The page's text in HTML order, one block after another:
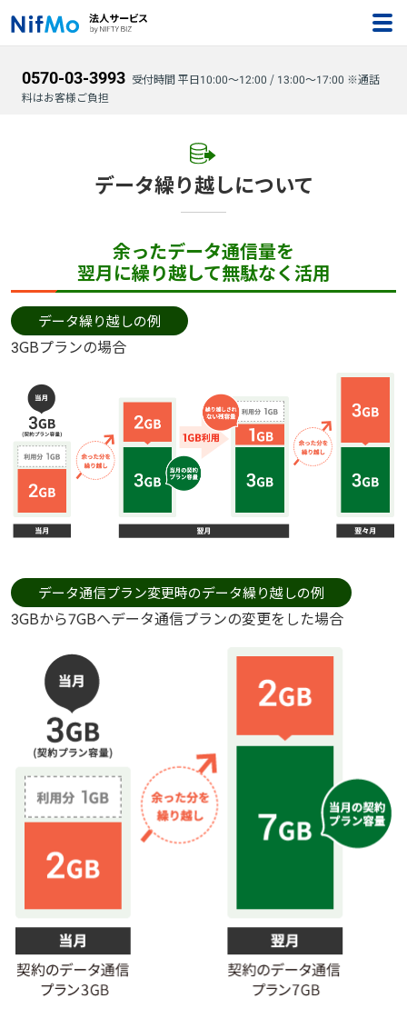
0570-03-3993 受付時間 平日10:00～12:00 / 13:00～17:00 ※通話
料はお客様ご負担
データ繰り越しについて
余ったデータ通信量を
翌月に繰り越して無駄なく活用
データ繰り越しの例
3GBプランの場合
データ通信プラン変更時のデータ繰り越しの例
3GBから7GBへデータ通信プランの変更をした場合